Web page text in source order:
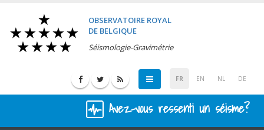
OBSERVATOIRE ROYAL
DE BELGIQUE
Séismologie-Gravimétrie
FR EN NL DE
Avez-vous ressenti un séisme?